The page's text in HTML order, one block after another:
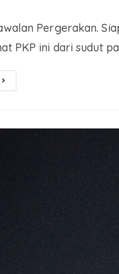
Pergerakan.
PKP ini dari sudut